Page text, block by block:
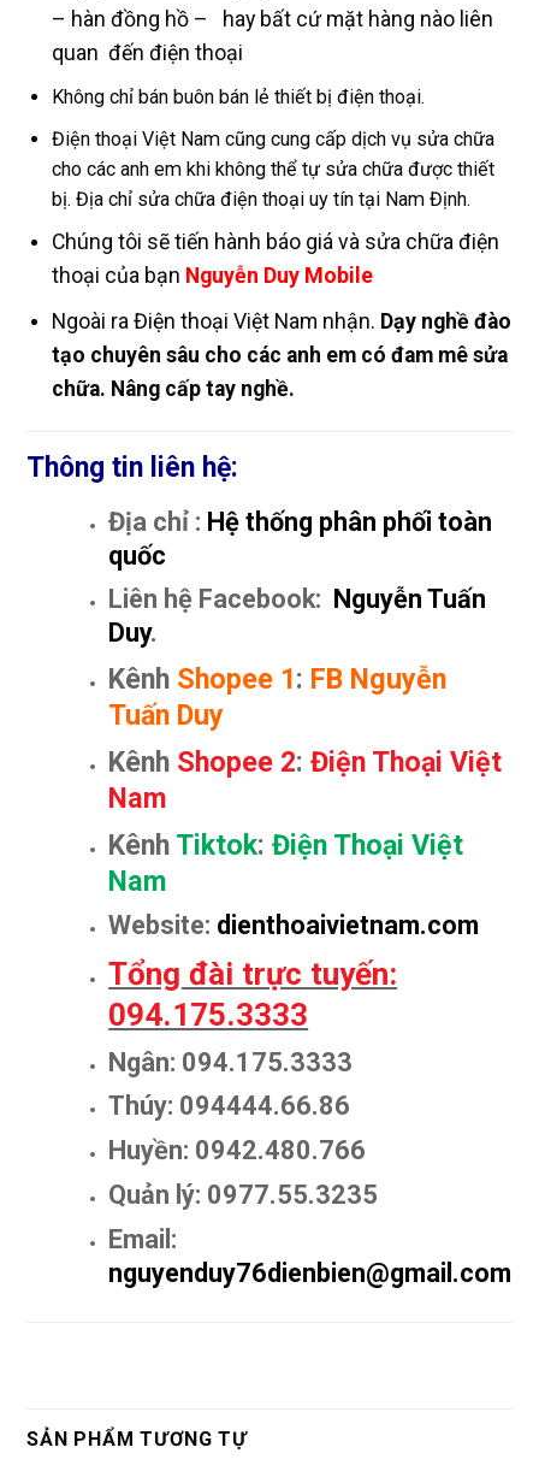
– hàn đồng hồ – hay bất cứ mặt hàng nào liên
quan đến điện thoại
Không chỉ bán buôn bán lẻ thiết bị điện thoại.
Điện thoại Việt Nam cũng cung cấp dịch vụ sửa chữa
cho các anh em khi không thể tự sửa chữa được thiết
bị. Địa chỉ sửa chữa điện thoại uy tín tại Nam Định.
Chúng tôi sẽ tiến hành báo giá và sửa chữa điện
thoại của bạn Nguyễn Duy Mobile
Ngoài ra Điện thoại Việt Nam nhận. Dạy nghề đào
tạo chuyên sâu cho các anh em có đam mê sửa
chữa. Nâng cấp tay nghề.
Thông tin liên hệ:
Địa chỉ : Hệ thống phân phối toàn
quốc
Liên hệ Facebook: Nguyễn Tuấn
Duy.
Kênh Shopee 1: FB Nguyễn
Tuấn Duy
Kênh Shopee 2:Điện Thoại Việt
Nam
Kênh Tiktok:Điện Thoại Việt
Nam
Website: dienthoaivietnam.com
Tổng đài trực tuyến:
094.175.3333
Ngân: 094.175.3333
Thúy: 094444.66.86
Huyền: 0942.480.766
Quản lý: 0977.55.3235
Email:
nguyenduy76dienbien@gmail.com
SẢN PHẨM TƯƠNG TỰ